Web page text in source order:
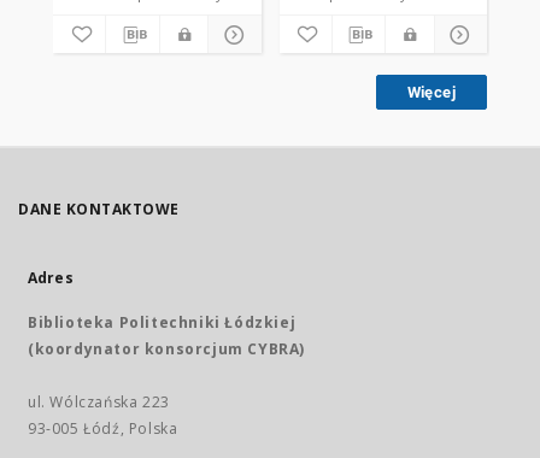
Więcej
DANE KONTAKTOWE
Adres
Biblioteka Politechniki Łódzkiej
(koordynator konsorcjum CYBRA)
ul. Wólczańska 223
93-005 Łódź, Polska